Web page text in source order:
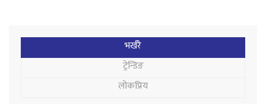
भर्खरै
ट्रेन्डिङ
लोकप्रिय